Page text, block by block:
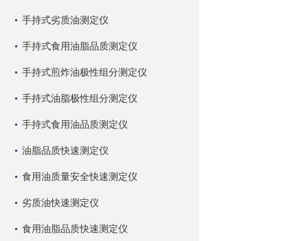
手持式劣质油测定仪
手持式食用油脂品质测定仪
手持式煎炸油极性组分测定仪
手持式油脂极性组分测定仪
手持式食用油品质测定仪
油脂品质快速测定仪
食用油质量安全快速测定仪
劣质油快速测定仪
食用油脂品质快速测定仪